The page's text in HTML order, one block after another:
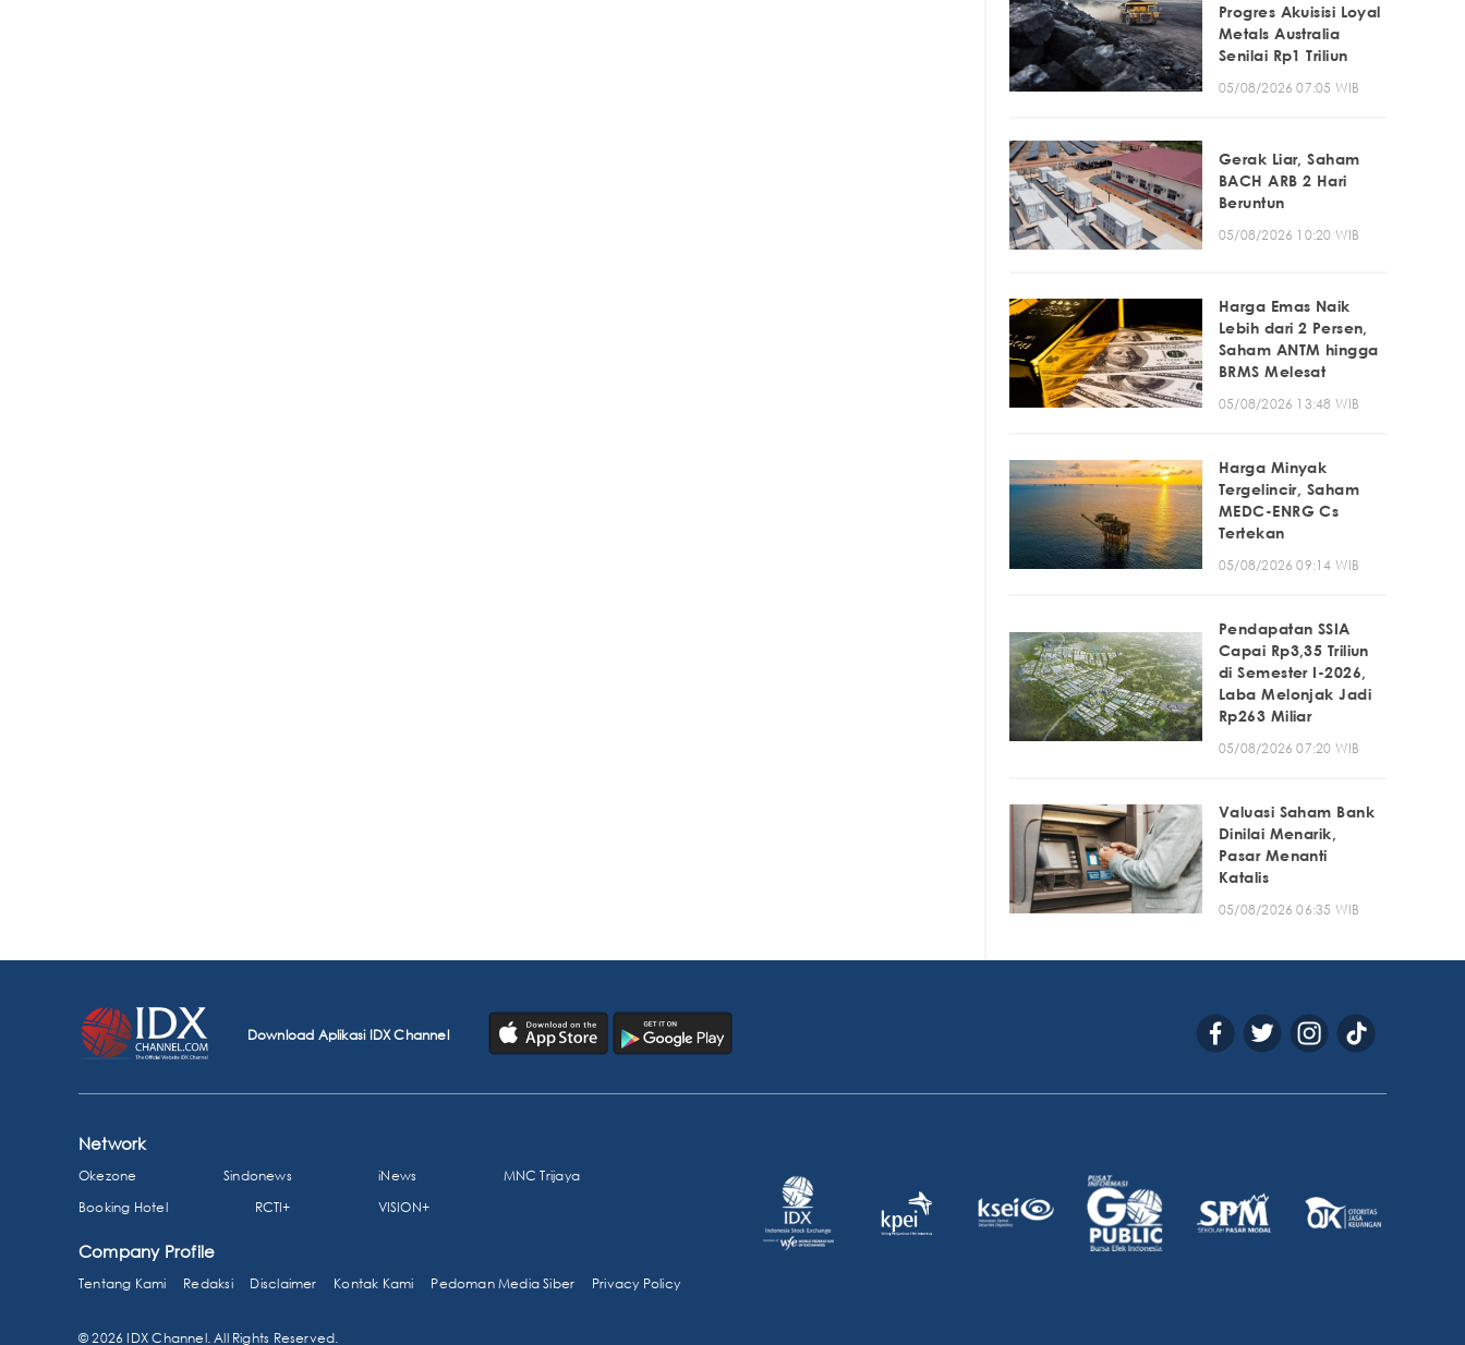
Progres Akuisisi Loyal
Metals Australia
Senilai Rp1 Triliun
05/08/2026 07:05 WIB
Gerak Liar, Saham
BACH ARB 2 Hari
Beruntun
05/08/2026 10:20 WIB
Harga Emas Naik
Lebih dari 2 Persen,
Saham ANTM hingga
BRMS Melesat
05/08/2026 13:48 WIB
Harga Minyak
Tergelincir, Saham
MEDC-ENRG Cs
Tertekan
05/08/2026 09:14 WIB
Pendapatan SSIA
Capai Rp3,35 Triliun
di Semester I-2026,
Laba Melonjak Jadi
Rp263 Miliar
05/08/2026 07:20 WIB
Valuasi Saham Bank
Dinilai Menarik,
Pasar Menanti
Katalis
05/08/2026 06:35 WIB
Download Aplikasi IDX Channel
Network
Okezone Sindonews iNews
MNC Trijaya
Booking Hotel
RCTI+ VISION+
Company Profile
Tentang Kami Redaksi Disclaimer Kontak Kami Pedoman Media Siber Privacy Policy
© 2026 IDX Channel. All Rights Reserved.